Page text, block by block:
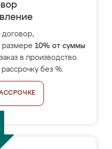
договор,
размере 10% от суммы
в производство.
без %.